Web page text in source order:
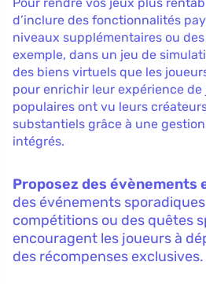
Pour rendre vos jeux plus
d’inclure des fonctionnalités
niveaux supplémentaires ou
exemple, dans un jeu de
des biens virtuels que les
pour enrichir leur expérience de
populaires ont vu leurs
substantiels grâce à une
intégrés.
Proposez des évènements
des événements
compétitions ou des quêtes
encouragent les joueurs à
des récompenses exclusives.